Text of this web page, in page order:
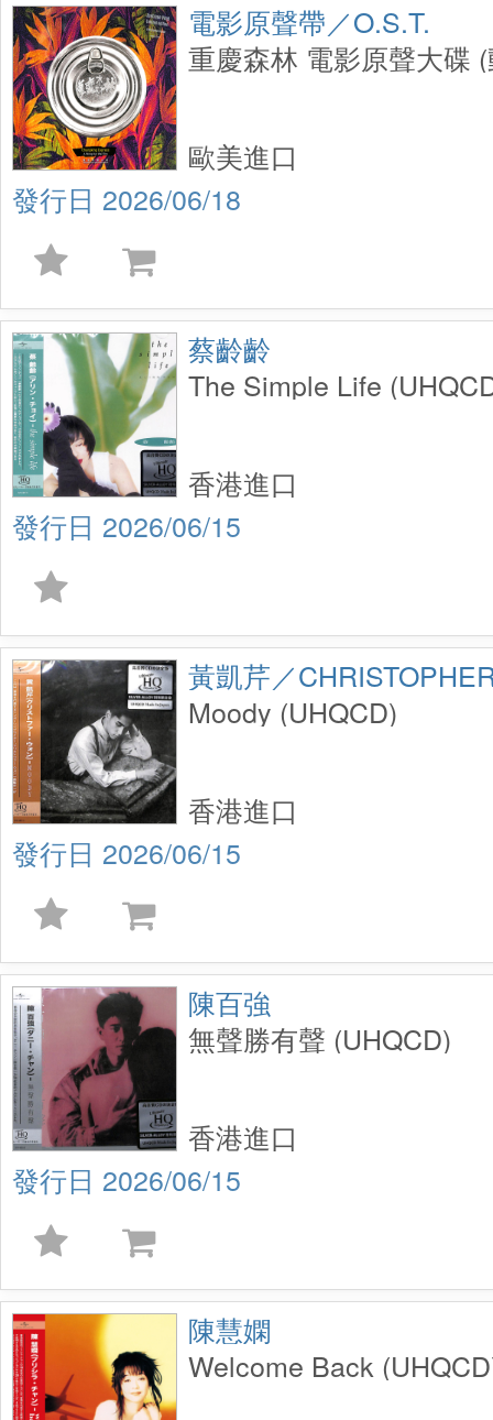
電影原聲帶／O.S.T.
重慶森林 電影原聲大碟
2026/06/18
歐美進口
蔡齡齡
The Simple Life
2026/06/15
香港進口
黃凱芹／
Moody (UHQCD)
2026/06/15
香港進口
陳百強
無聲勝有聲 (UHQCD)
2026/06/15
香港進口
陳慧嫻
Welcome Back